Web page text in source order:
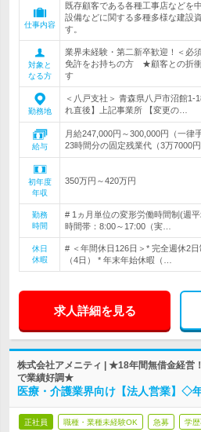
仕事内容
既存顧客である各種工事店などを
設備などに関する多種多様な建設
す。
対象と
なる方
業界未経験・第二新卒歓迎！＜必
免許をお持ちの方 ★顧客との折衝
す
勤務地
＜八戸支社＞ 青森県八戸市沼館
れ直後】上記事業所 【変更の…
給与
月給247,000円～300,000円（一
23時間分の固定残業代（3万7000
初年度
年収
350万円～420万円
勤務
時間
# 1ヵ月単位の変形労働時間制(週
時間帯：8:00～17:00（実…
休日
休暇
# ＜年間休日126日＞* 完全週休2
（4日） * 年末年始休暇（…
求人詳細を見る
株式会社アメニティ | ★18年間無借金経営
で業績好調★
医療・介護業界向け【法人営業】◇
正社員 職種・業種未経験OK 急募 学